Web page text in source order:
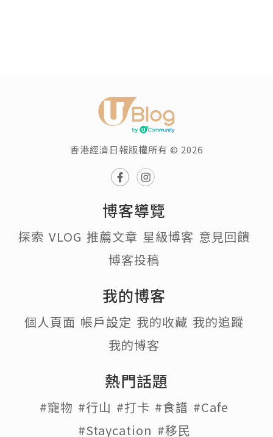
香港經濟日報版權所有 © 2026
博客導覽
探索 VLOG 推薦文章 星級博客 意見回饋
博客投稿
我的博客
個人頁面 帳戶設定 我的收藏 我的追蹤
我的博客
熱門話題
#寵物 #行山 #打卡 #食譜 #Cafe
#Staycation #移民